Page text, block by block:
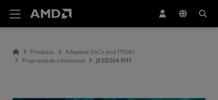
Produtos
Adaptive SoCs and FPGAs
Propriedade intelectual
JESD204 PHY